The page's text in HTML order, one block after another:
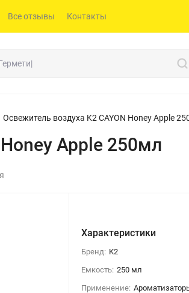
Все отзывы Контакты
Освежитель воздуха K2 CAYON Honey Apple
Apple 250мл
Характеристики
Бренд: K2
Емкость: 250 мл
Применение: